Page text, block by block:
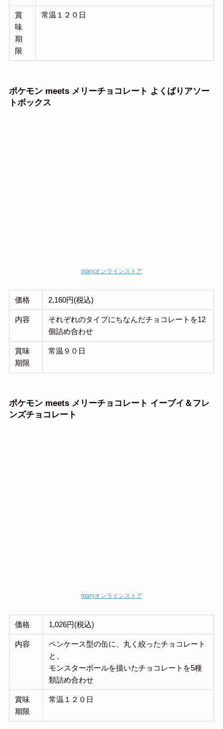
賞
味
期
限
常温１２０日
ポケモン meets メリーチョコレート よくばりアソー
トボックス
maryオンラインストア
価格 2,160円(税込)
内容
それぞれのタイプにちなんだチョコレートを12
個詰め合わせ
賞味
期限
常温９０日
ポケモン meets メリーチョコレート イーブイ＆フレ
ンズチョコレート
maryオンラインストア
価格 1,026円(税込)
内容
ペンケース型の缶に、丸く絞ったチョコレート
と、
モンスターボールを描いたチョコレートを5種
類詰め合わせ
賞味
期限
常温１２０日